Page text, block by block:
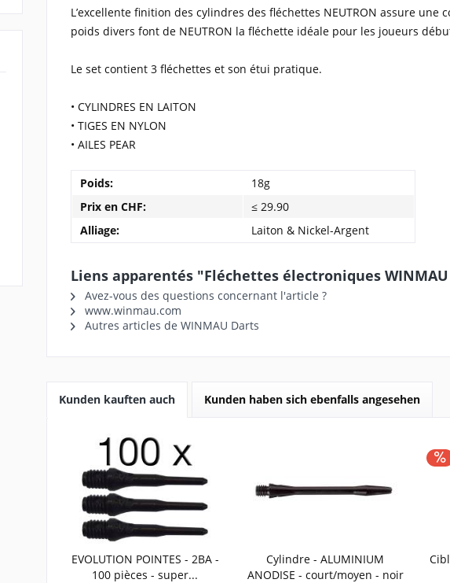
L’excellente finition des cylindres des fléchettes NEUTRON assure
poids divers font de NEUTRON la fléchette idéale pour les joueurs
Le set contient 3 fléchettes et son étui pratique.
• CYLINDRES EN LAITON
• TIGES EN NYLON
• AILES PEAR
Poids:
18g
Prix en CHF:
≤ 29.90
Alliage:
Laiton & Nickel-Argent
Liens apparentés "Fléchettes électroniques WINMAU
Avez-vous des questions concernant l'article ?
www.winmau.com
Autres articles de WINMAU Darts
Kunden kauften auch Kunden haben sich ebenfalls angesehen
EVOLUTION POINTES - 2BA -
100 pièces - super...
Cylindre - ALUMINIUM
ANODISE - court/moyen - noir